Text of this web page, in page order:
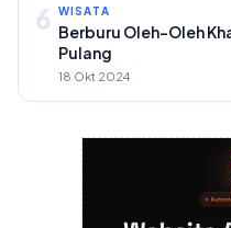
6 WISATA
Berburu Oleh-Oleh
Pulang
18 Okt 2024